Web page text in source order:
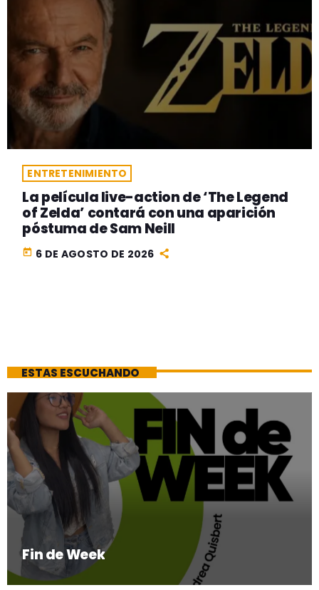
ENTRETENIMIENTO
La película live-action de ‘The Legend
of Zelda’ contará con una aparición
póstuma de Sam Neill
today 6 DE AGOSTO DE 2026
ESTAS ESCUCHANDO
Fin de Week